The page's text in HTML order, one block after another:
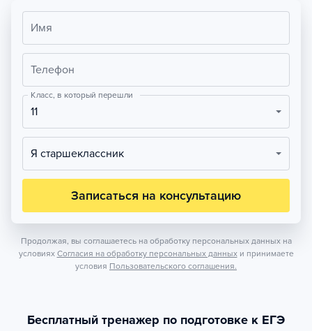
Имя
Телефон
Класс, в который перешли
11
Я старшеклассник
Записаться на консультацию
Продолжая, вы соглашаетесь на обработку персональных данных на
условиях Согласия на обработку персональных данных и принимаете
условия Пользовательского соглашения.
Бесплатный тренажер по подготовке к ЕГЭ